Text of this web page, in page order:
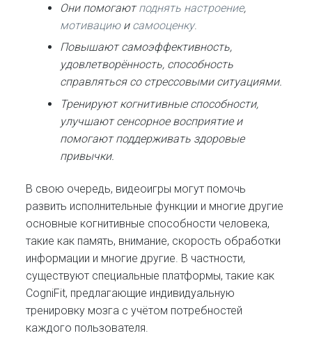
Они помогаютподнять настроение,
мотивациюи самооценку.
Повышают самоэффективность,
удовлетворённость, способность
справляться со стрессовыми ситуациями.
Тренируют когнитивные способности,
улучшают сенсорное восприятие и
помогают поддерживать здоровые
привычки.
В свою очередь, видеоигры могут помочь
развить исполнительные функции и многие другие
основные когнитивные способности человека,
такие как память, внимание, скорость обработки
информации и многие другие. В частности,
существуют специальные платформы, такие как
CogniFit, предлагающие индивидуальную
тренировку мозга с учётом потребностей
каждого пользователя.